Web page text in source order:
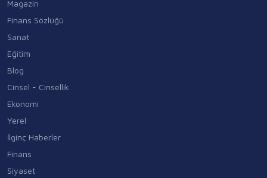
Magazin
Finans Sözlüğü
Sanat
Eğitim
Blog
Cinsel - Cinsellik
Ekonomi
Yerel
İlginç Haberler
Finans
Siyaset